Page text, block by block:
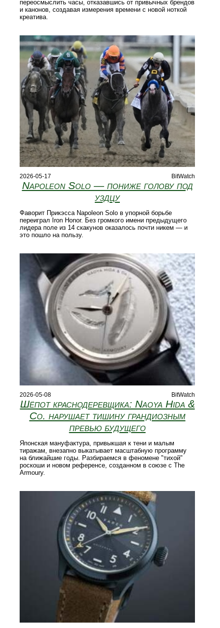
переосмыслить часы, отказавшись от привычных брендов
и канонов, создавая измерения времени с новой ноткой
креатива.
2026-05-17 BitWatch
Napoleon Solo — пониже голову под
уздцу
Фаворит Прикэсса Napoleon Solo в упорной борьбе
переиграл Iron Honor. Без громкого имени предыдущего
лидера поле из 14 скакунов оказалось почти никем — и
это пошло на пользу.
2026-05-08 BitWatch
Шёпот краснодеревщика: Naoya Hida &
Co. нарушает тишину грандиозным
превью будущего
Японская мануфактура, привыкшая к тени и малым
тиражам, внезапно выкатывает масштабную программу
на ближайшие годы. Разбираемся в феномене "тихой"
роскоши и новом референсе, созданном в союзе с The
Armoury.